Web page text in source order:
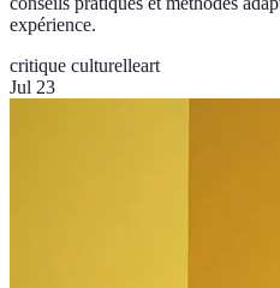
expérience.
critique culturelleart
Jul 23